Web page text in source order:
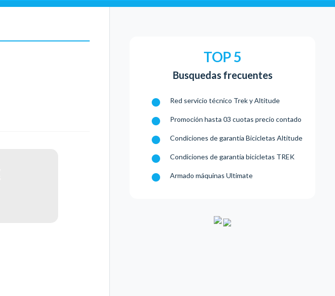
TOP 5
Busquedas frecuentes
Red servicio técnico Trek y Altitude
Promoción hasta 03 cuotas precio contado
Condiciones de garantía Bicicletas Altitude
Condiciones de garantía bicicletas TREK
Armado máquinas Ultimate